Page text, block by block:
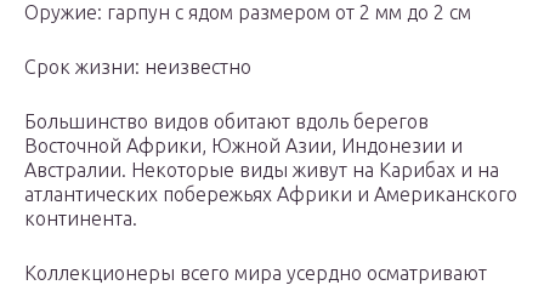
Оружие: гарпун с ядом размером от 2 мм до 2 см
Срок жизни: неизвестно
Большинство видов обитают вдоль берегов
Восточной Африки, Южной Азии, Индонезии и
Австралии. Некоторые виды живут на Карибах и на
атлантических побережьях Африки и Американского
континента.
Коллекционеры всего мира усердно осматривают